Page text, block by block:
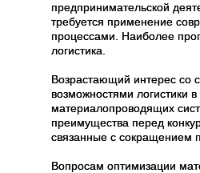
предпринимательской
требуется применение
процессами. Наиболее
логистика.
Возрастающий интерес со
возможностями логистики
материалопроводящих
преимущества перед
связанные с сокращением
Вопросам оптимизации